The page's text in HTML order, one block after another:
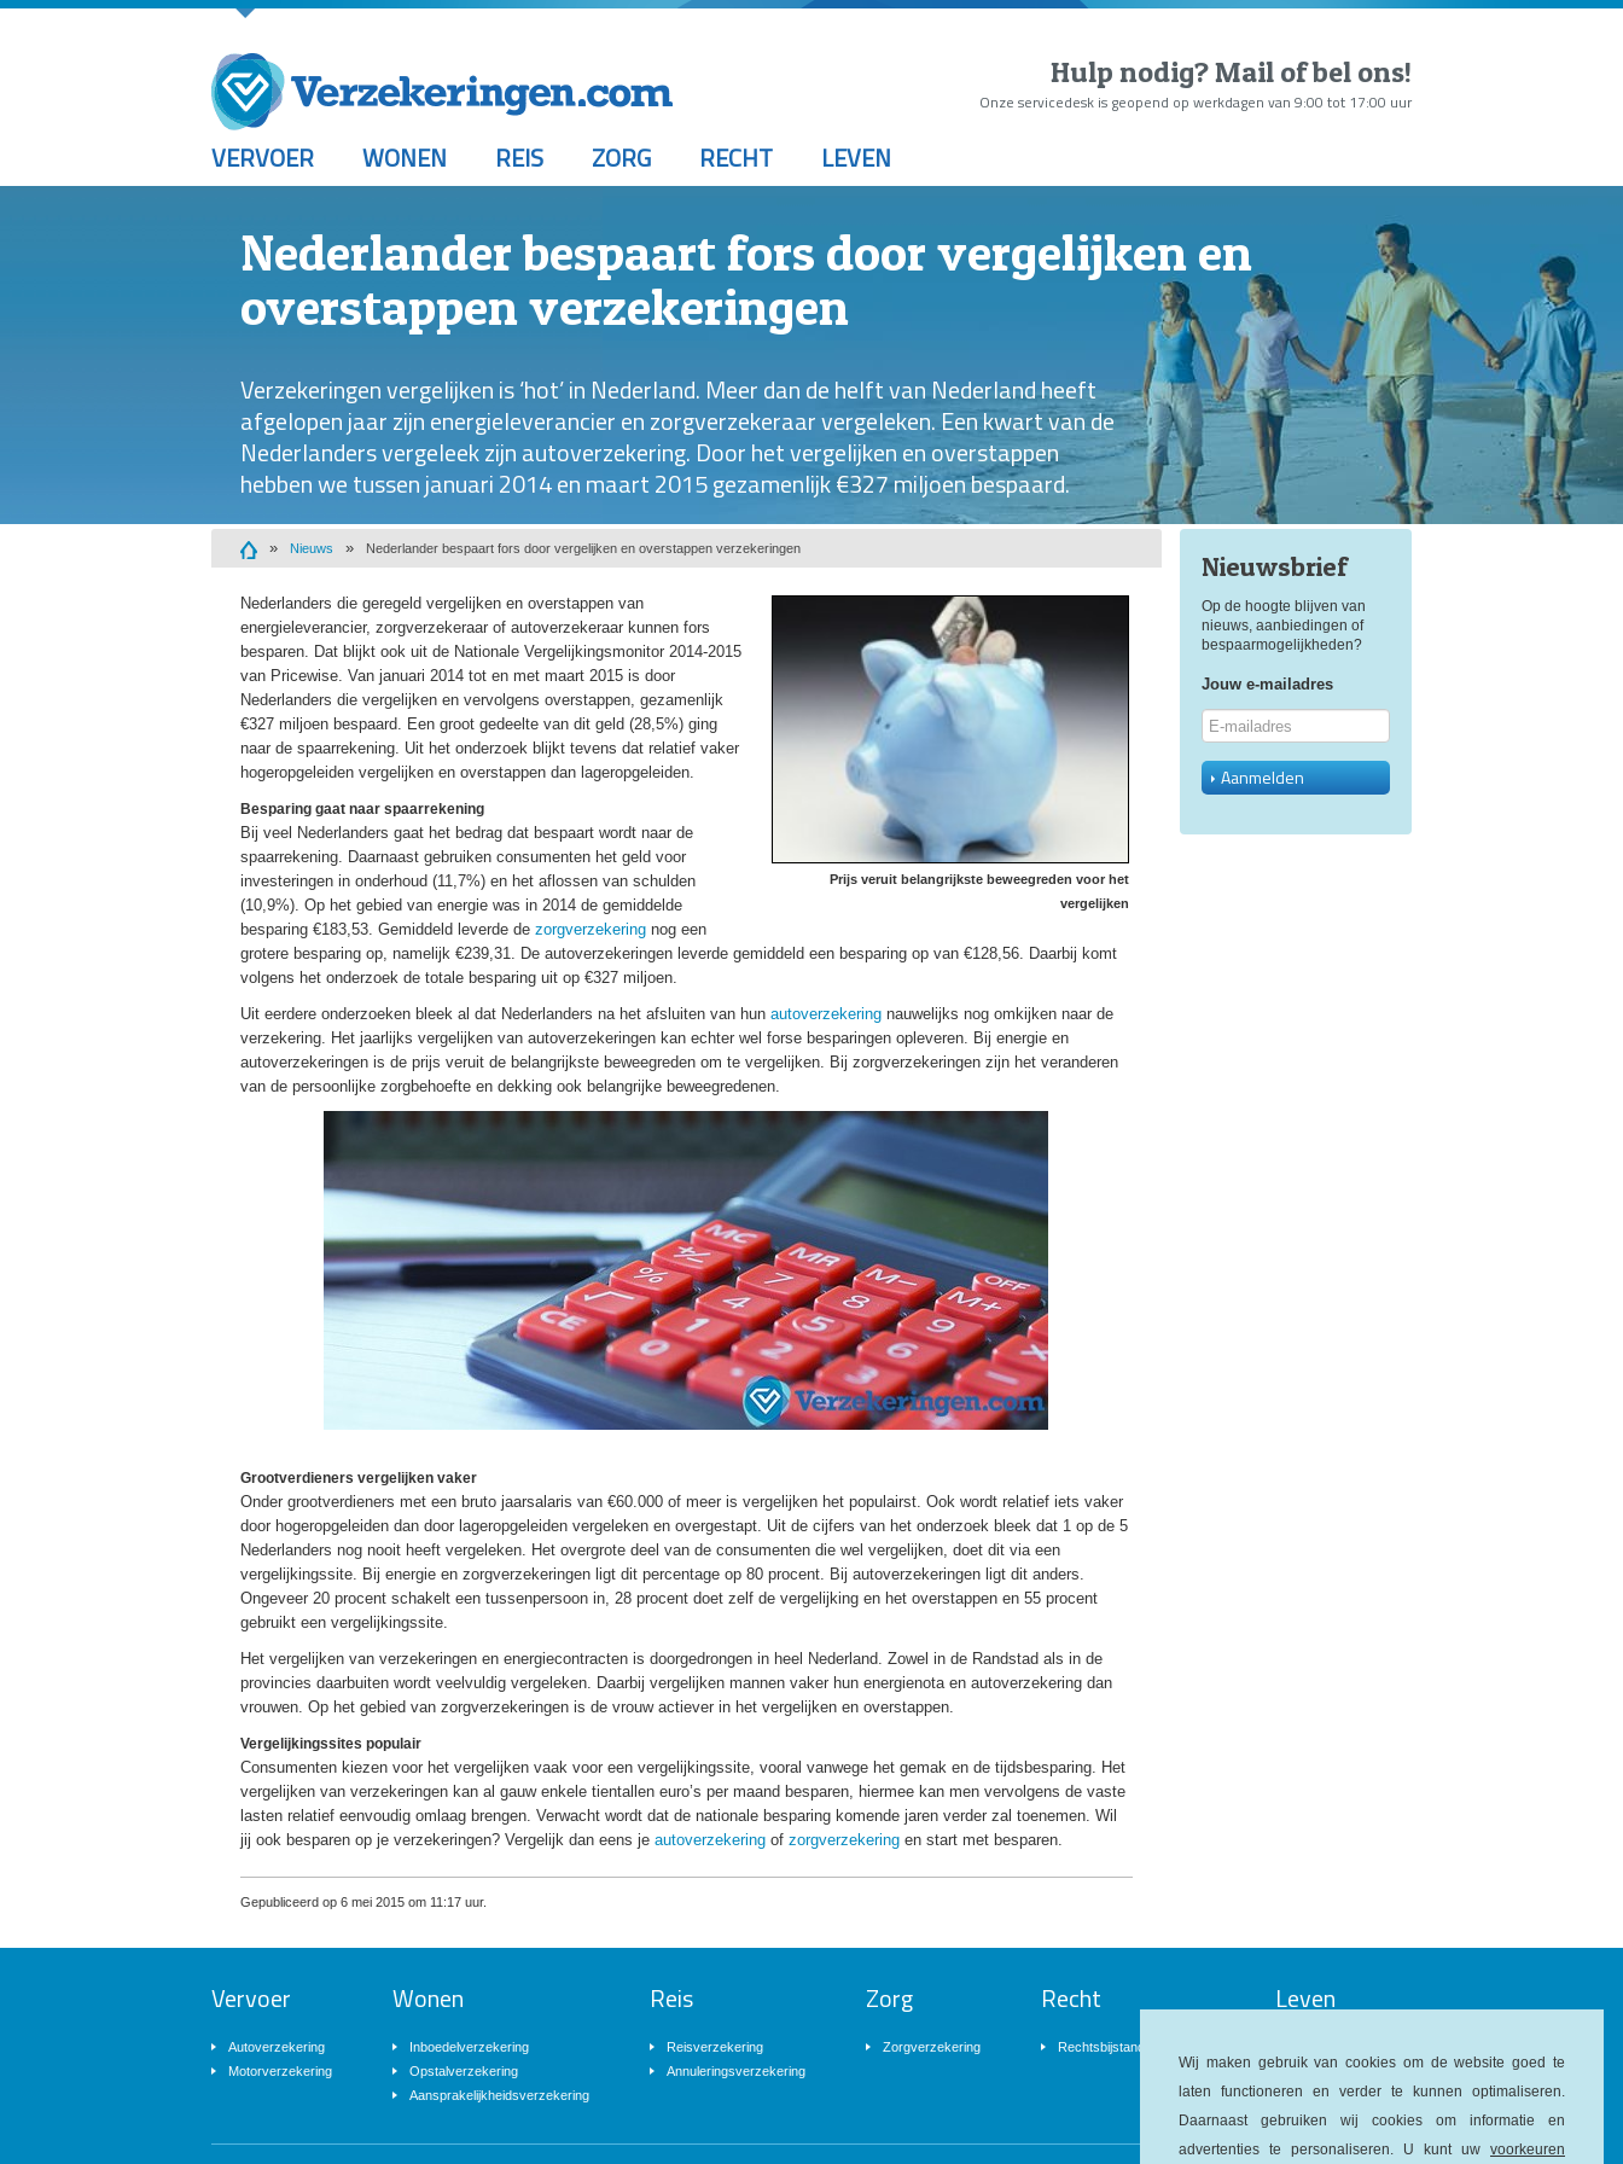
Wij maken gebruik van cookies om de website goed te
laten functioneren en verder te kunnen optimaliseren.
Daarnaast gebruiken wij cookies om informatie en
advertenties te personaliseren. U kunt uw voorkeuren
Hulp nodig?Mail of bel ons!
Onze servicedesk is geopend op werkdagen van 9:00 tot 17:00 uur
VERVOER WONEN REIS ZORG RECHT LEVEN
Nederlander bespaart fors door vergelijken en
overstappen verzekeringen
Verzekeringen vergelijken is ‘hot’ in Nederland. Meer dan de helft van Nederland heeft
afgelopen jaar zijn energieleverancier en zorgverzekeraar vergeleken. Een kwart van de
Nederlanders vergeleek zijn autoverzekering. Door het vergelijken en overstappen
hebben we tussen januari 2014 en maart 2015 gezamenlijk €327 miljoen bespaard.
Nieuws Nederlander bespaart fors door vergelijken en overstappen verzekeringen
Prijs veruit belangrijkste beweegreden voor het
vergelijken
Nederlanders die geregeld vergelijken en overstappen van
energieleverancier, zorgverzekeraar of autoverzekeraar kunnen fors
besparen. Dat blijkt ook uit de Nationale Vergelijkingsmonitor 2014-2015
van Pricewise. Van januari 2014 tot en met maart 2015 is door
Nederlanders die vergelijken en vervolgens overstappen, gezamenlijk
€327 miljoen bespaard. Een groot gedeelte van dit geld (28,5%) ging
naar de spaarrekening. Uit het onderzoek blijkt tevens dat relatief vaker
hogeropgeleiden vergelijken en overstappen dan lageropgeleiden.
Besparing gaat naar spaarrekening
Bij veel Nederlanders gaat het bedrag dat bespaart wordt naar de
spaarrekening. Daarnaast gebruiken consumenten het geld voor
investeringen in onderhoud (11,7%) en het aflossen van schulden
(10,9%). Op het gebied van energie was in 2014 de gemiddelde
besparing €183,53. Gemiddeld leverde de zorgverzekering nog een
grotere besparing op, namelijk €239,31. De autoverzekeringen leverde gemiddeld een besparing op van €128,56. Daarbij komt
volgens het onderzoek de totale besparing uit op €327 miljoen.
Uit eerdere onderzoeken bleek al dat Nederlanders na het afsluiten van hun autoverzekering nauwelijks nog omkijken naar de
verzekering. Het jaarlijks vergelijken van autoverzekeringen kan echter wel forse besparingen opleveren. Bij energie en
autoverzekeringen is de prijs veruit de belangrijkste beweegreden om te vergelijken. Bij zorgverzekeringen zijn het veranderen
van de persoonlijke zorgbehoefte en dekking ook belangrijke beweegredenen.
Grootverdieners vergelijken vaker
Onder grootverdieners met een bruto jaarsalaris van €60.000 of meer is vergelijken het populairst. Ook wordt relatief iets vaker
door hogeropgeleiden dan door lageropgeleiden vergeleken en overgestapt. Uit de cijfers van het onderzoek bleek dat 1 op de 5
Nederlanders nog nooit heeft vergeleken. Het overgrote deel van de consumenten die wel vergelijken, doet dit via een
vergelijkingssite. Bij energie en zorgverzekeringen ligt dit percentage op 80 procent. Bij autoverzekeringen ligt dit anders.
Ongeveer 20 procent schakelt een tussenpersoon in, 28 procent doet zelf de vergelijking en het overstappen en 55 procent
gebruikt een vergelijkingssite.
Het vergelijken van verzekeringen en energiecontracten is doorgedrongen in heel Nederland. Zowel in de Randstad als in de
provincies daarbuiten wordt veelvuldig vergeleken. Daarbij vergelijken mannen vaker hun energienota en autoverzekering dan
vrouwen. Op het gebied van zorgverzekeringen is de vrouw actiever in het vergelijken en overstappen.
Vergelijkingssites populair
Consumenten kiezen voor het vergelijken vaak voor een vergelijkingssite, vooral vanwege het gemak en de tijdsbesparing. Het
vergelijken van verzekeringen kan al gauw enkele tientallen euro’s per maand besparen, hiermee kan men vervolgens de vaste
lasten relatief eenvoudig omlaag brengen. Verwacht wordt dat de nationale besparing komende jaren verder zal toenemen. Wil
jij ook besparen op je verzekeringen? Vergelijk dan eens je autoverzekering of zorgverzekering en start met besparen.
Gepubliceerd op 6 mei 2015 om 11:17 uur.
Nieuwsbrief
Op de hoogte blijven van
nieuws, aanbiedingen of
bespaarmogelijkheden?
Jouw e-mailadres
Aanmelden
Vervoer
Autoverzekering
Motorverzekering
Wonen
Inboedelverzekering
Opstalverzekering
Aansprakelijkheidsverzekering
Reis
Reisverzekering
Annuleringsverzekering
Zorg
Zorgverzekering
Recht
Rechtsbijstandverzekering
Leven